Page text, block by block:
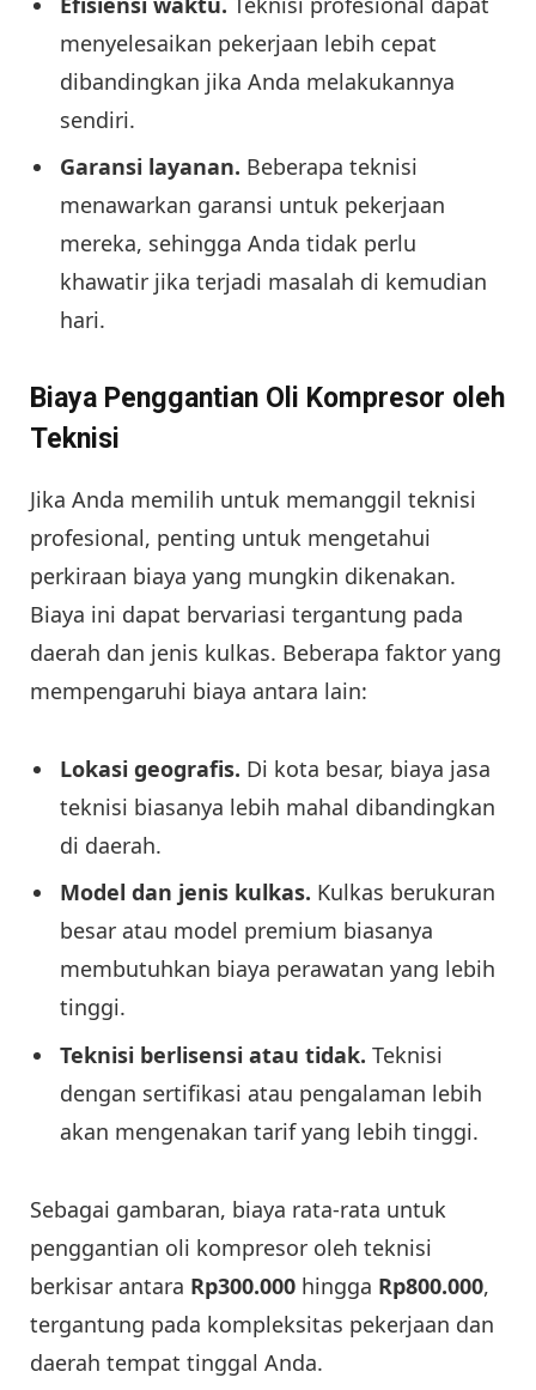
menyelesaikan pekerjaan lebih cepat
dibandingkan jika Anda melakukannya
sendiri.
Garansi layanan. Beberapa teknisi
menawarkan garansi untuk pekerjaan
mereka, sehingga Anda tidak perlu
khawatir jika terjadi masalah di kemudian
hari.
Biaya Penggantian Oli Kompresor oleh
Teknisi
Jika Anda memilih untuk memanggil teknisi
profesional, penting untuk mengetahui
perkiraan biaya yang mungkin dikenakan.
Biaya ini dapat bervariasi tergantung pada
daerah dan jenis kulkas. Beberapa faktor yang
mempengaruhi biaya antara lain:
Lokasi geografis. Di kota besar, biaya jasa
teknisi biasanya lebih mahal dibandingkan
di daerah.
Model dan jenis kulkas. Kulkas berukuran
besar atau model premium biasanya
membutuhkan biaya perawatan yang lebih
tinggi.
Teknisi berlisensi atau tidak. Teknisi
dengan sertifikasi atau pengalaman lebih
akan mengenakan tarif yang lebih tinggi.
Sebagai gambaran, biaya rata-rata untuk
penggantian oli kompresor oleh teknisi
berkisar antara Rp300.000 hingga Rp800.000,
tergantung pada kompleksitas pekerjaan dan
daerah tempat tinggal Anda.